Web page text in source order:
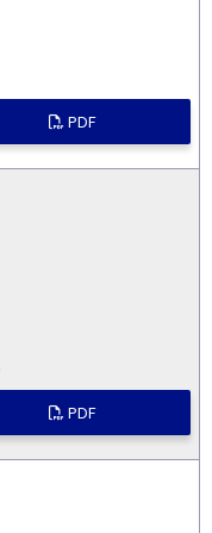
PDF
PDF